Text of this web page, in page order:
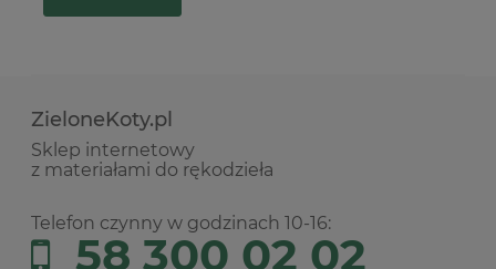
ZieloneKoty.pl
Sklep internetowy
z materiałami do rękodzieła
Telefon czynny w godzinach 10-16:
58 300 02 02